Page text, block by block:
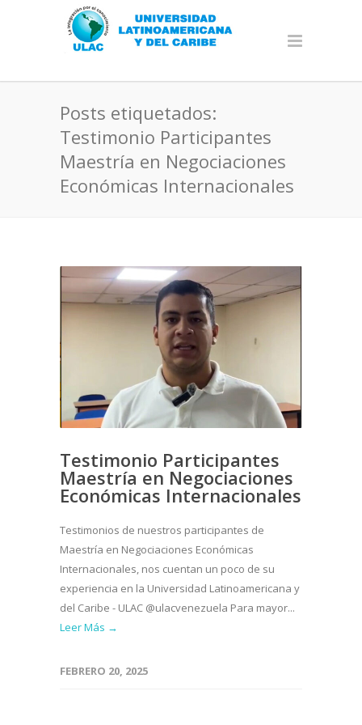
Posts etiquetados:
Testimonio Participantes
Maestría en Negociaciones
Económicas Internacionales
Testimonio Participantes
Maestría en Negociaciones
Económicas Internacionales
Testimonios de nuestros participantes de
Maestría en Negociaciones Económicas
Internacionales, nos cuentan un poco de su
experiencia en la Universidad Latinoamericana y
del Caribe - ULAC @ulacvenezuela Para mayor...
Leer Más →
FEBRERO 20, 2025